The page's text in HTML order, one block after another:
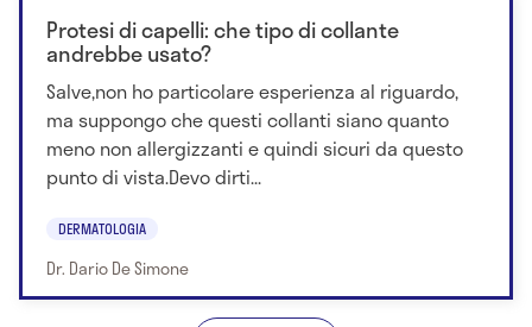
Protesi di capelli: che tipo di collante
andrebbe usato?
Salve,non ho particolare esperienza al riguardo,
ma suppongo che questi collanti siano quanto
meno non allergizzanti e quindi sicuri da questo
punto di vista.Devo dirti...
DERMATOLOGIA
Dr. Dario De Simone